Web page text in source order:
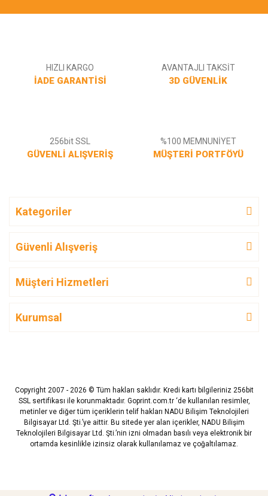
HIZLI KARGO
İADE GARANTİSİ
AVANTAJLI TAKSİT
3D GÜVENLİK
256bit SSL
GÜVENLİ ALIŞVERİŞ
%100 MEMNUNİYET
MÜŞTERİ PORTFÖYÜ
Kategoriler
Güvenli Alışveriş
Müşteri Hizmetleri
Kurumsal
Copyright 2007 - 2026 © Tüm hakları saklıdır. Kredi kartı bilgileriniz 256bit
SSL sertifikası ile korunmaktadır. Goprint.com.tr ‘de kullanılan resimler,
metinler ve diğer tüm içeriklerin telif hakları NADU Bilişim Teknolojileri
Bilgisayar Ltd. Şti.’ye aittir. Bu sitede yer alan içerikler, NADU Bilişim
Teknolojileri Bilgisayar Ltd. Şti.’nin izni olmadan basılı veya elektronik bir
ortamda kesinlikle izinsiz olarak kullanılamaz ve çoğaltılamaz.